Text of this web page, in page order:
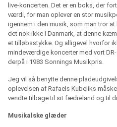
live-koncerten. Det er en boks, der
værdi, for man oplever en stor
igennem i den musik, som man tror
det nok ikke I Danmark, at denne
et tilløbsstykke. Og alligevel hvorfor
mindeværdige koncerter med vort
derpå i 1983 Sonnings Musikpris.
Jeg vil så benytte denne
oplevelsen af Rafaels Kubeliks
vendte tilbage til sit fædreland og til
Musikalske glæder